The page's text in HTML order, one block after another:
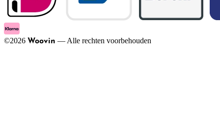
©2026 Woovin — Alle rechten voorbehouden